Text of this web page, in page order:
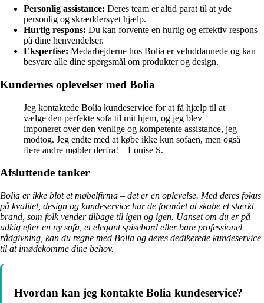
Personlig assistance: Deres team er altid parat til at yde
personlig og skræddersyet hjælp.
Hurtig respons: Du kan forvente en hurtig og effektiv respons
på dine henvendelser.
Ekspertise: Medarbejderne hos Bolia er veluddannede og kan
besvare alle dine spørgsmål om produkter og design.
Kundernes oplevelser med Bolia
Jeg kontaktede Bolia kundeservice for at få hjælp til at
vælge den perfekte sofa til mit hjem, og jeg blev
imponeret over den venlige og kompetente assistance, jeg
modtog. Jeg endte med at købe ikke kun sofaen, men også
flere andre møbler derfra! – Louise S.
Afsluttende tanker
Bolia er ikke blot et møbelfirma – det er en oplevelse. Med deres fokus
på kvalitet, design og kundeservice har de formået at skabe et stærkt
brand, som folk vender tilbage til igen og igen. Uanset om du er på
udkig efter en ny sofa, et elegant spisebord eller bare professionel
rådgivning, kan du regne med Bolia og deres dedikerede kundeservice
til at imødekomme dine behov.
Hvordan kan jeg kontakte Bolia kundeservice?